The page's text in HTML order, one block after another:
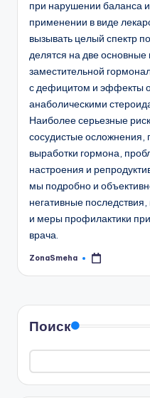
при нарушении баланса
применении в виде
вызывать целый спектр
делятся на две основные
заместительной
с дефицитом и эффекты
анаболическими
Наиболее серьезные
сосудистые осложнения,
выработки гормона,
настроения и
мы подробно и
негативные
и меры профилактики
врача.
Запись
ZonaSmeha
Поиск